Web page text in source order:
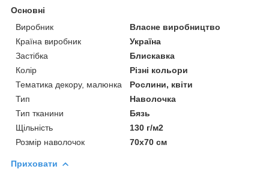
Основні
Виробник
Власне виробництво
Країна виробник
Україна
Застібка
Блискавка
Колір
Різні кольори
Тематика декору, малюнка
Рослини, квіти
Тип
Наволочка
Тип тканини
Бязь
Щільність
130 г/м2
Розмір наволочок
70х70 см
Приховати